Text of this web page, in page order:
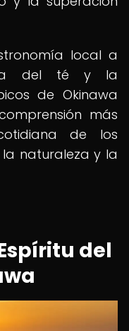
local a
del té y la
de Okinawa
más
de los
naturaleza y la
del